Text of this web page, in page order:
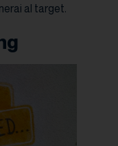
al target.